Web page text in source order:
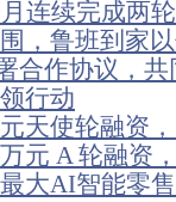
连续完成两
，鲁班到家
合作协议，
设施
行动
天使轮融资
元 A 轮融资
大AI智能零